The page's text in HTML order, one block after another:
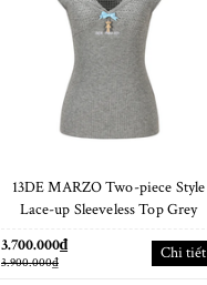
13DE MARZO Two-piece Style
Lace-up Sleeveless Top Grey
3.700.000₫
3.900.000₫ Chi tiết